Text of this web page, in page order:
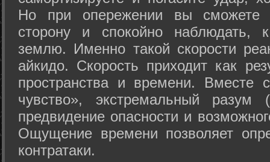
Но при опережении вы сможете
сторону и спокойно наблюдать,
землю. Именно такой скорости
айкидо. Скорость приходит как
пространства и времени. Вместе
чувство», экстремальный разум
предвидение опасности и
Ощущение времени позволяет
контратаки.